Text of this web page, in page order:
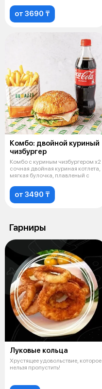
от 3690 ₸
Комбо: двойной куриный
чизбургер
Комбо с куриным чизбургером х2
сочная двойная куриная котлета,
мягкая булочка, плавленый с
от 3490 ₸
Гарниры
Луковые кольца
Хрустящее удовольствие, которое
нельзя пропустить!